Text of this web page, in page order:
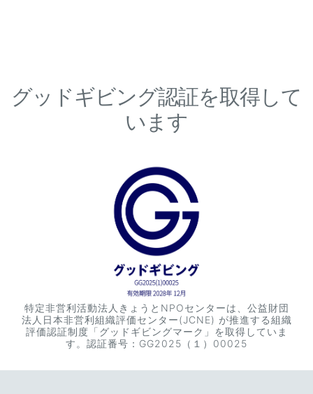
グッドギビング認証を取得して
います
特定非営利活動法人きょうとNPOセンターは、公益財団
法人日本非営利組織評価センター(JCNE) が推進する組織
評価認証制度「グッドギビングマーク」を取得していま
す。認証番号：GG2025（１）00025